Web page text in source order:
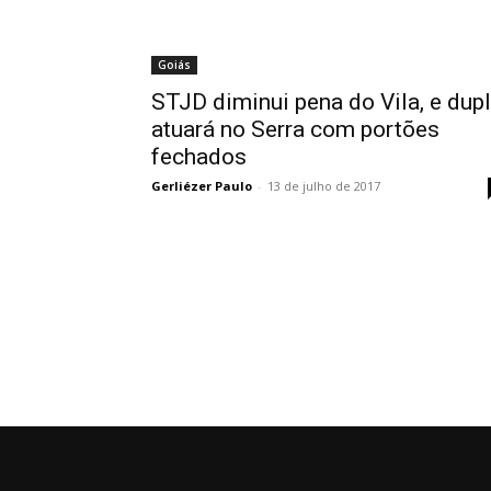
Goiás
STJD diminui pena do Vila, e
atuará no Serra com portões
fechados
Gerliézer Paulo - 13 de julho de 2017